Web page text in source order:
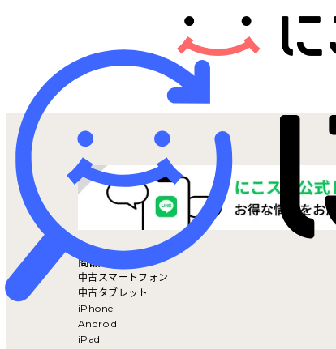
ニュース
にこスマ通信
マイページ
商品を探す
中古スマートフォン
中古タブレット
iPhone
Android
iPad